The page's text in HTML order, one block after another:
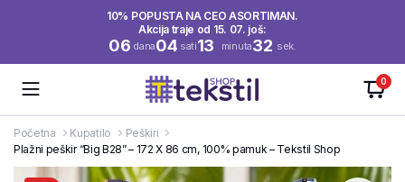
10% POPUSTA NA CEO ASORTIMAN.
Akcija traje od 15. 07. još:
06 dana04 sati13 minuta32 sek.
0
Početna Kupatilo
Peškiri
Plažni peškir “Big B28” – 172 X 86 cm, 100% pamuk – Tekstil Shop